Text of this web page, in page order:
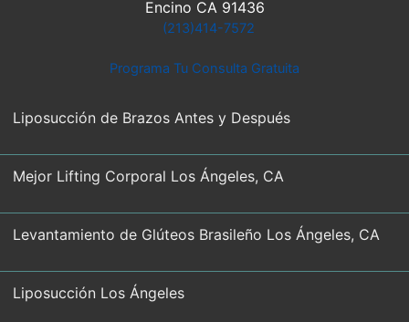
Encino CA 91436
(213)414-7572
Programa Tu Consulta Gratuita
Liposucción de Brazos Antes y Después
Mejor Lifting Corporal Los Ángeles, CA
Levantamiento de Glúteos Brasileño Los Ángeles, CA
Liposucción Los Ángeles